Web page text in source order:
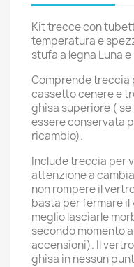
Kit trecce con
temperatura e
stufa a legna Luna e
Comprende
cassetto cenere e
ghisa superiore (
essere conservata
ricambio).
Include treccia per
attenzione a
non rompere il
basta per fermare
meglio lasciarle
secondo momento
accensioni). Il
ghisa in nessun